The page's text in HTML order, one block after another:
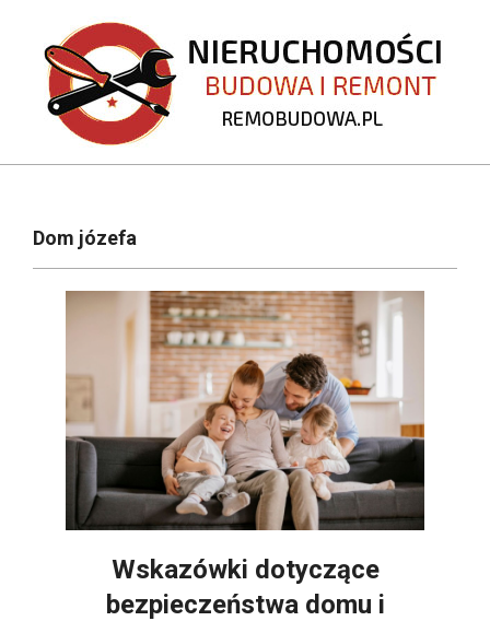
content
REMOBUDOWA.PL
NavigationDom józefa
Wskazówki dotyczące
bezpieczeństwa domu i